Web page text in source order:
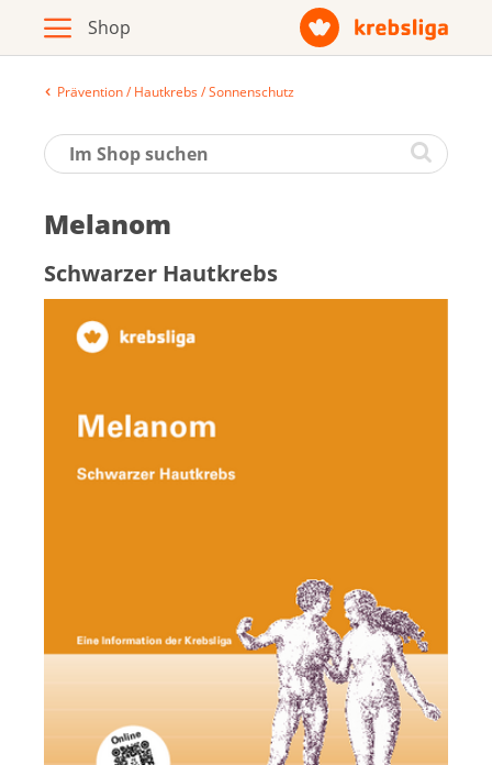
Archiv
Broschüren / Infomaterial
Zur Krebsliga-Webseite
Deutsch
Français
Prävention / Hautkrebs / Sonnenschutz
Me­la­nom
Schwar­zer Haut­krebs